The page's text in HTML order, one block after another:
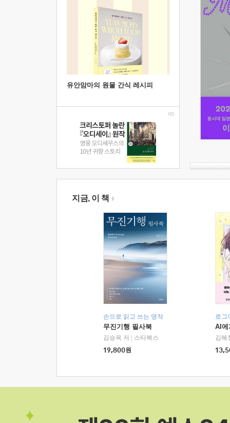
유안맘마의 원물 간식 레시피
지금, 이 책
손으로 읽고 쓰는 명작
무진기행 필사북
김승옥 저
스타북스
19,800원
로그
AI에
김혜